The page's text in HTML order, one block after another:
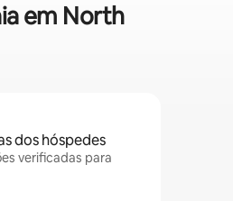
em North
dos hóspedes
verificadas para